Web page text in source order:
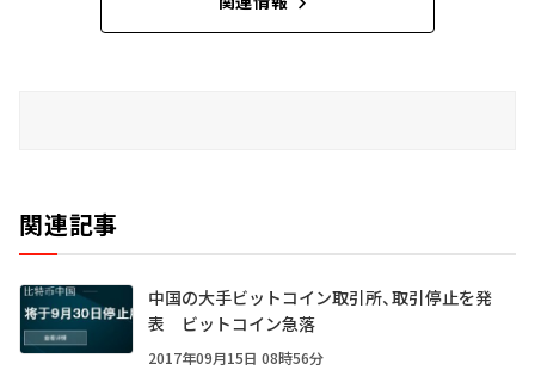
関連記事
中国の大手ビットコイン取引所、取引停止を発
表 ビットコイン急落
2017年09月15日 08時56分